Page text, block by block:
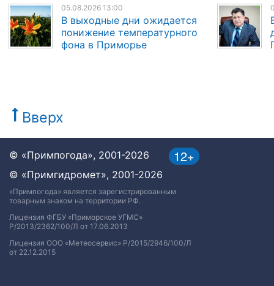
05.08.2026 13:00
В выходные дни ожидается
понижение температурного
фона в Приморье
Вверх
12+
© «Примпогода», 2001-2026
© «Примгидромет», 2001-2026
«Примпогода» является зарегистрированным
товарным знаком на территории РФ.
Лицензия ФГБУ «Приморское УГМС»
Р/2013/2362/100/Л от 17.06.2013
Лицензия ООО «Метеосервис» Р/2015/2946/100/Л
от 22.12.2015